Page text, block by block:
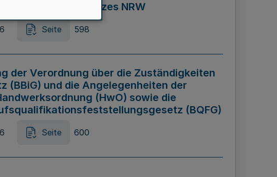
Casinospiel Gesetzes NRW
Seite 598
der Verordnung über die Zuständigkeiten
(BBiG) und die Angelegenheiten der
(HwO) sowie die
(BQFG)
Seite 600